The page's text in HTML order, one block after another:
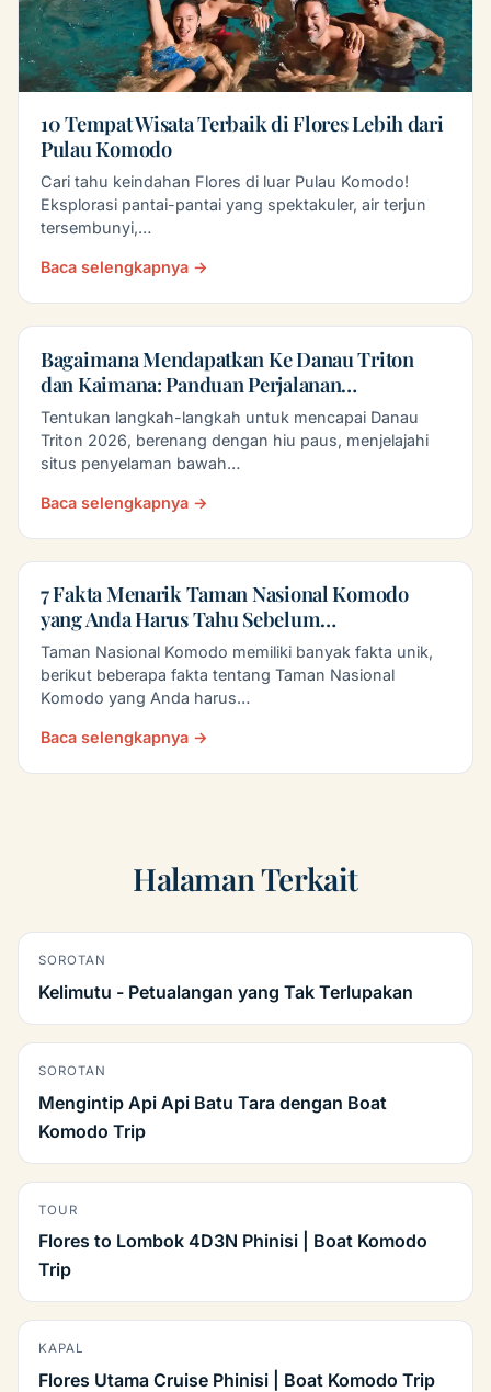
10 Tempat Wisata Terbaik di Flores Lebih dari
Pulau Komodo
Cari tahu keindahan Flores di luar Pulau Komodo!
Eksplorasi pantai-pantai yang spektakuler, air terjun
tersembunyi,…
Baca selengkapnya →
Bagaimana Mendapatkan Ke Danau Triton
dan Kaimana: Panduan Perjalanan…
Tentukan langkah-langkah untuk mencapai Danau
Triton 2026, berenang dengan hiu paus, menjelajahi
situs penyelaman bawah…
Baca selengkapnya →
7 Fakta Menarik Taman Nasional Komodo
yang Anda Harus Tahu Sebelum…
Taman Nasional Komodo memiliki banyak fakta unik,
berikut beberapa fakta tentang Taman Nasional
Komodo yang Anda harus…
Baca selengkapnya →
Halaman Terkait
SOROTAN
Kelimutu - Petualangan yang Tak Terlupakan
SOROTAN
Mengintip Api Api Batu Tara dengan Boat
Komodo Trip
TOUR
Flores to Lombok 4D3N Phinisi | Boat Komodo
Trip
KAPAL
Flores Utama Cruise Phinisi | Boat Komodo Trip